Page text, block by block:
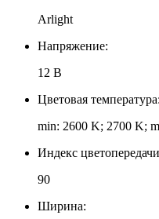
Arlight
Напряжение:
12 В
Цветовая температура:
min: 2600 K; 2700 K;
Индекс
90
Ширина: